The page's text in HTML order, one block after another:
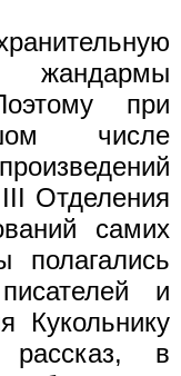
жандармы
при
числе
Отделения
самих
полагались
и
Кукольнику
в